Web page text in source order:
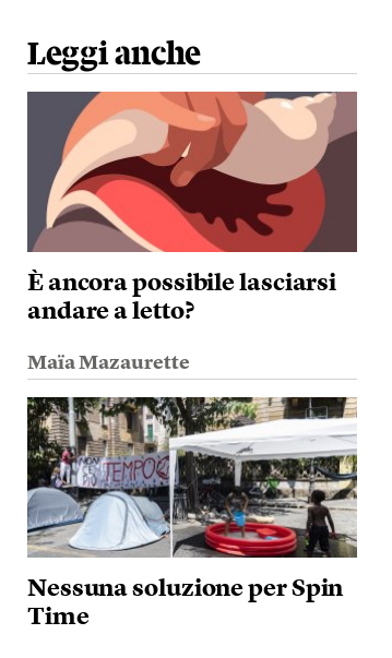
Leggi anche
È ancora possibile lasciarsi
andare a letto?
Maïa Mazaurette
Nessuna soluzione per Spin
Time